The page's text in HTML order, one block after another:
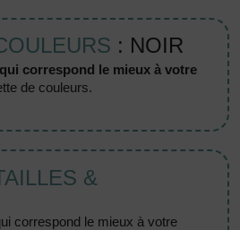
: NOIR
correspond le mieux à votre
de couleurs.
&
correspond le mieux à votre